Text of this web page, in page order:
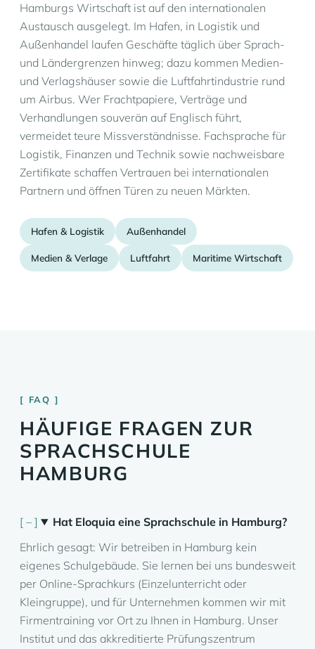
Hamburgs Wirtschaft ist auf den internationalen
Austausch ausgelegt. Im Hafen, in Logistik und
Außenhandel laufen Geschäfte täglich über Sprach-
und Ländergrenzen hinweg; dazu kommen Medien-
und Verlagshäuser sowie die Luftfahrtindustrie rund
um Airbus. Wer Frachtpapiere, Verträge und
Verhandlungen souverän auf Englisch führt,
vermeidet teure Missverständnisse. Fachsprache für
Logistik, Finanzen und Technik sowie nachweisbare
Zertifikate schaffen Vertrauen bei internationalen
Partnern und öffnen Türen zu neuen Märkten.
Hafen & Logistik Außenhandel
Medien & Verlage Luftfahrt Maritime Wirtschaft
FAQ
HÄUFIGE FRAGEN ZUR
SPRACHSCHULE
HAMBURG
Hat Eloquia eine Sprachschule in Hamburg?
Ehrlich gesagt: Wir betreiben in Hamburg kein
eigenes Schulgebäude. Sie lernen bei uns bundesweit
per Online-Sprachkurs (Einzelunterricht oder
Kleingruppe), und für Unternehmen kommen wir mit
Firmentraining vor Ort zu Ihnen in Hamburg. Unser
Institut und das akkreditierte Prüfungszentrum